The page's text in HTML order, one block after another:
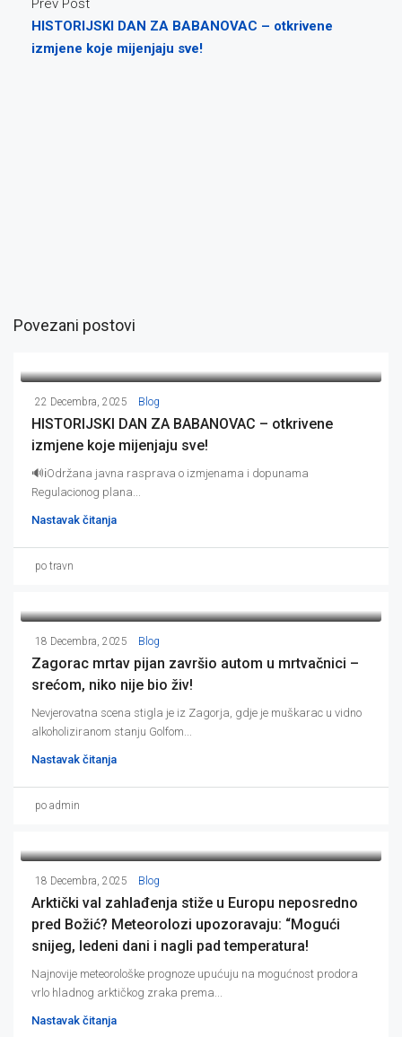
Prev Post
HISTORIJSKI DAN ZA BABANOVAC – otkrivene
izmjene koje mijenjaju sve!
Povezani postovi
22 Decembra, 2025 Blog
HISTORIJSKI DAN ZA BABANOVAC – otkrivene
izmjene koje mijenjaju sve!
🔊ℹ️Održana javna rasprava o izmjenama i dopunama
Regulacionog plana...
Nastavak čitanja
po travn
18 Decembra, 2025 Blog
Zagorac mrtav pijan završio autom u mrtvačnici –
srećom, niko nije bio živ!
Nevjerovatna scena stigla je iz Zagorja, gdje je muškarac u vidno
alkoholiziranom stanju Golfom...
Nastavak čitanja
po admin
18 Decembra, 2025 Blog
Arktički val zahlađenja stiže u Europu neposredno
pred Božić? Meteorolozi upozoravaju: “Mogući
snijeg, ledeni dani i nagli pad temperatura!
Najnovije meteorološke prognoze upućuju na mogućnost prodora
vrlo hladnog arktičkog zraka prema...
Nastavak čitanja